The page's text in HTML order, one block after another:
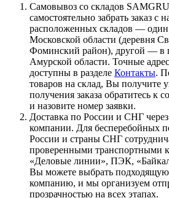
Самовывоз со складов
самостоятельно забрать заказ с
расположенных складов — один
Московской области (деревня
Фоминский район), другой — в
Амурской области. Точные
доступны в разделе Контакты.
товаров на склад, Вы получите
получения заказа обратитесь к
и назовите номер заявки.
Доставка по России и СНГ
компании. Для бесперебойных
России и страны СНГ
проверенными транспортными
«Деловые линии», ПЭК,
Вы можете выбрать
компанию, и мы организуем
прозрачностью на всех этапах.